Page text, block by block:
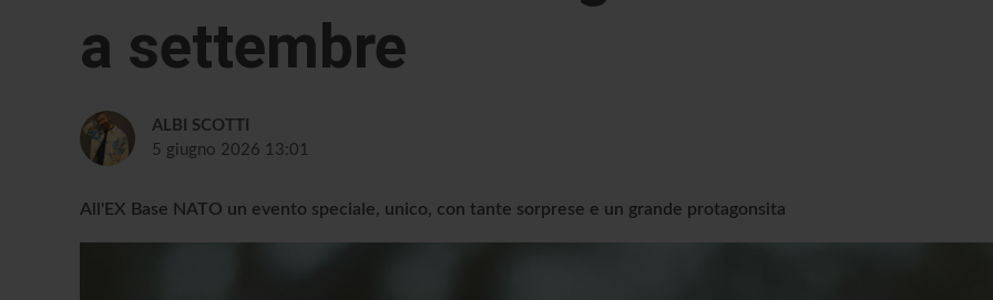
a settembre
ALBI SCOTTI
5 giugno 2026 13:01
All'EX Base NATO un evento speciale, unico, con tante sorprese e un grande protagonsita